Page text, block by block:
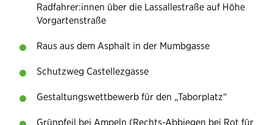
Radfahrer:innen über die Lassallestraße auf Höhe
Vorgartenstraße
Raus aus dem Asphalt in der Mumbgasse
Schutzweg Castellezgasse
Gestaltungswettbewerb für den „Taborplatz“
Grünpfeil bei Ampeln (Rechts-Abbiegen bei Rot für